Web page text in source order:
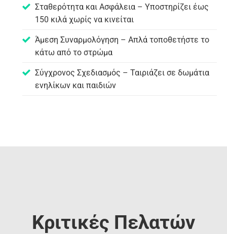
Σταθερότητα και Ασφάλεια – Υποστηρίζει έως
150 κιλά χωρίς να κινείται
Άμεση Συναρμολόγηση – Απλά τοποθετήστε το
κάτω από το στρώμα
Σύγχρονος Σχεδιασμός – Ταιριάζει σε δωμάτια
ενηλίκων και παιδιών
Κριτικές Πελατών